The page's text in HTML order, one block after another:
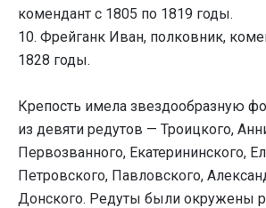
комендант с 1805 по 1819 годы.
10. Фрейганк Иван, полковник,
1828 годы.
Крепость имела звездообразную
из девяти редутов — Троицкого,
Первозванного, Екатерининского,
Петровского, Павловского,
Донского. Редуты были окружены